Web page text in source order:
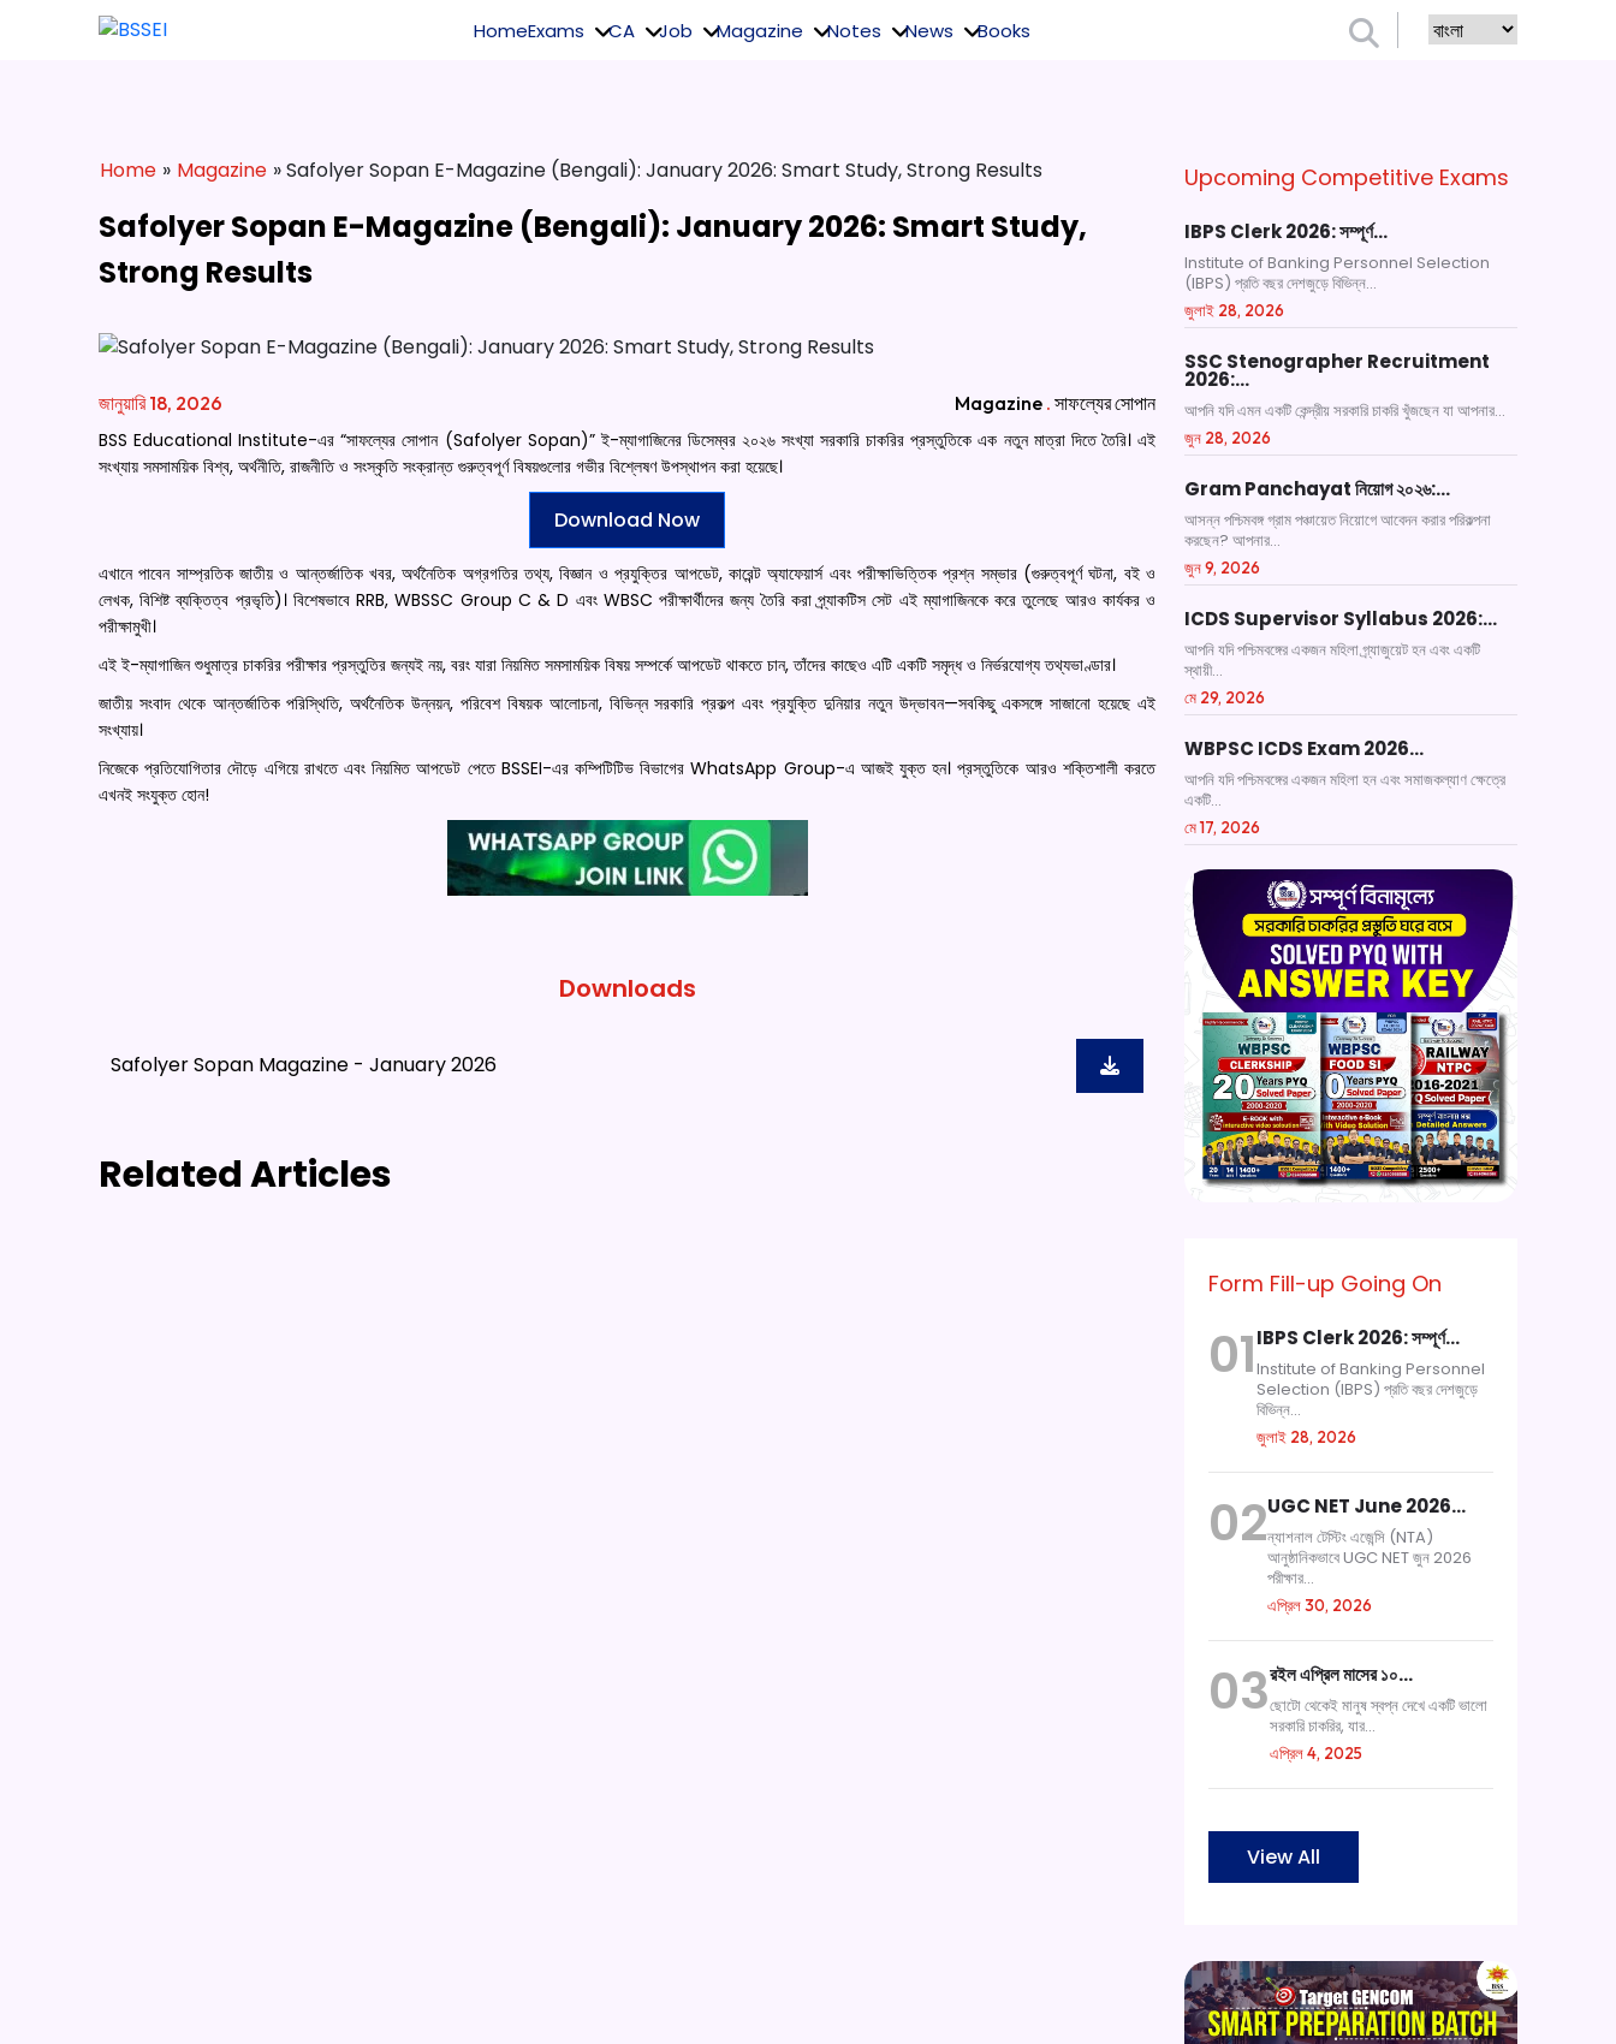
HomeExams CA Job Magazine Notes News Books
Home » Magazine » Safolyer Sopan E-Magazine (Bengali): January 2026: Smart Study, Strong Results
Safolyer Sopan E-Magazine (Bengali): January 2026: Smart Study,
Strong Results
জানুয়ারি 18, 2026 Magazine . সাফল্যের সোপান
BSS Educational Institute-এর “সাফল্যের সোপান (Safolyer Sopan)” ই-ম্যাগাজিনের ডিসেম্বর ২০২৬ সংখ্যা সরকারি চাকরির প্রস্তুতিকে এক নতুন মাত্রা দিতে তৈরি। এই
সংখ্যায় সমসাময়িক বিশ্ব, অর্থনীতি, রাজনীতি ও সংস্কৃতি সংক্রান্ত গুরুত্বপূর্ণ বিষয়গুলোর গভীর বিশ্লেষণ উপস্থাপন করা হয়েছে।
Download Now
এখানে পাবেন সাম্প্রতিক জাতীয় ও আন্তর্জাতিক খবর, অর্থনৈতিক অগ্রগতির তথ্য, বিজ্ঞান ও প্রযুক্তির আপডেট, কারেন্ট অ্যাফেয়ার্স এবং পরীক্ষাভিত্তিক প্রশ্ন সম্ভার (গুরুত্বপূর্ণ ঘটনা, বই ও
লেখক, বিশিষ্ট ব্যক্তিত্ব প্রভৃতি)। বিশেষভাবে RRB, WBSSC Group C & D এবং WBSC পরীক্ষার্থীদের জন্য তৈরি করা প্র্যাকটিস সেট এই ম্যাগাজিনকে করে তুলেছে আরও কার্যকর ও
পরীক্ষামুখী।
এই ই-ম্যাগাজিন শুধুমাত্র চাকরির পরীক্ষার প্রস্তুতির জন্যই নয়, বরং যারা নিয়মিত সমসাময়িক বিষয় সম্পর্কে আপডেট থাকতে চান, তাঁদের কাছেও এটি একটি সমৃদ্ধ ও নির্ভরযোগ্য তথ্যভাণ্ডার।
জাতীয় সংবাদ থেকে আন্তর্জাতিক পরিস্থিতি, অর্থনৈতিক উন্নয়ন, পরিবেশ বিষয়ক আলোচনা, বিভিন্ন সরকারি প্রকল্প এবং প্রযুক্তি দুনিয়ার নতুন উদ্ভাবন—সবকিছু একসঙ্গে সাজানো হয়েছে এই
সংখ্যায়।
নিজেকে প্রতিযোগিতার দৌড়ে এগিয়ে রাখতে এবং নিয়মিত আপডেট পেতে BSSEI-এর কম্পিটিটিভ বিভাগের WhatsApp Group-এ আজই যুক্ত হন। প্রস্তুতিকে আরও শক্তিশালী করতে
এখনই সংযুক্ত হোন!
Downloads
Safolyer Sopan Magazine - January 2026
Related Articles
Upcoming Competitive Exams
IBPS Clerk 2026: সম্পূর্ণ…
Institute of Banking Personnel Selection
(IBPS) প্রতি বছর দেশজুড়ে বিভিন্ন...
জুলাই 28, 2026
SSC Stenographer Recruitment
2026:…
আপনি যদি এমন একটি কেন্দ্রীয় সরকারি চাকরি খুঁজছেন যা আপনার...
জুন 28, 2026
Gram Panchayat নিয়োগ ২০২৬:…
আসন্ন পশ্চিমবঙ্গ গ্রাম পঞ্চায়েত নিয়োগে আবেদন করার পরিকল্পনা
করছেন? আপনার...
জুন 9, 2026
ICDS Supervisor Syllabus 2026:…
আপনি যদি পশ্চিমবঙ্গের একজন মহিলা গ্র্যাজুয়েট হন এবং একটি
স্থায়ী...
মে 29, 2026
WBPSC ICDS Exam 2026…
আপনি যদি পশ্চিমবঙ্গের একজন মহিলা হন এবং সমাজকল্যাণ ক্ষেত্রে
একটি...
মে 17, 2026
Form Fill-up Going On
01IBPS Clerk 2026: সম্পূর্ণ…
Institute of Banking Personnel
Selection (IBPS) প্রতি বছর দেশজুড়ে
বিভিন্ন...
জুলাই 28, 2026
02UGC NET June 2026…
ন্যাশনাল টেস্টিং এজেন্সি (NTA)
আনুষ্ঠানিকভাবে UGC NET জুন 2026
পরীক্ষার...
এপ্রিল 30, 2026
03রইল এপ্রিল মাসের ১০…
ছোটো থেকেই মানুষ স্বপ্ন দেখে একটি ভালো
সরকারি চাকরির, যার...
এপ্রিল 4, 2025
View All